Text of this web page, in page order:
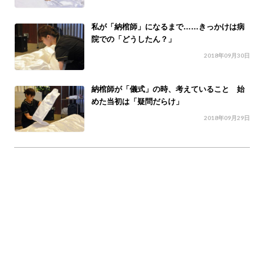
私が「納棺師」になるまで……きっかけは病
院での「どうしたん？」
2018年09月30日
納棺師が「儀式」の時、考えていること 始
めた当初は「疑問だらけ」
2018年09月29日